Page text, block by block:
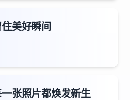
美好瞬间
张照片都焕发新生